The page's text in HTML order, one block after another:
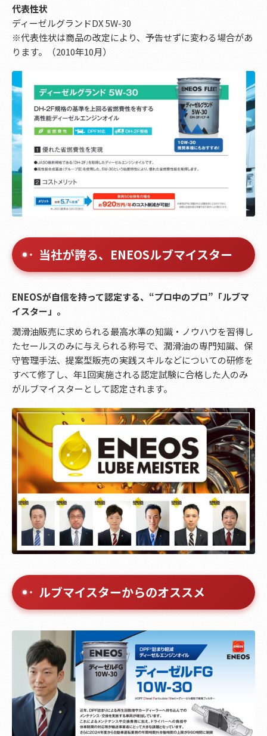
代表性状
ディーゼルグランドDX 5W-30
※代表性状は商品の改定により、予告せずに変わる場合があ
ります。（2010年10月）
当社が誇る、ENEOSルブマイスター
ENEOSが自信を持って認定する、“プロ中のプロ”「ルブマ
イスター」。
潤滑油販売に求められる最高水準の知識・ノウハウを習得し
たセールスのみに与えられる称号で、潤滑油の専門知識、保
守管理手法、提案型販売の実践スキルなどについての研修を
すべて修了し、年1回実施される認定試験に合格した人のみ
がルブマイスターとして認定されます。
ルブマイスターからのオススメ